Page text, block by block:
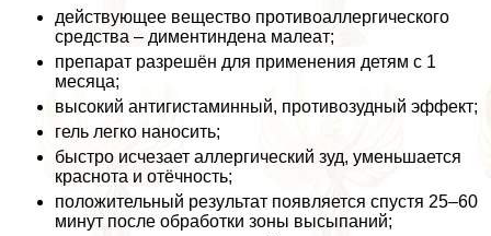
действующее вещество противоаллергического
средства – диментиндена малеат;
препарат разрешён для применения детям с 1
месяца;
высокий антигистаминный, противозудный эффект;
гель легко наносить;
быстро исчезает аллергический зуд, уменьшается
краснота и отёчность;
положительный результат появляется спустя 25–60
минут после обработки зоны высыпаний;